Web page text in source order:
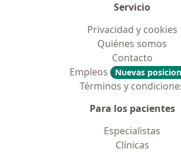
Servicio
Privacidad y cookies
Quiénes somos
Contacto
Empleos
Nuevas
Términos y
Para los pacientes
Especialistas
Clínicas